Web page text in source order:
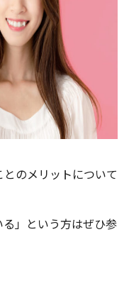
のメリットについて
る」という方はぜひ参